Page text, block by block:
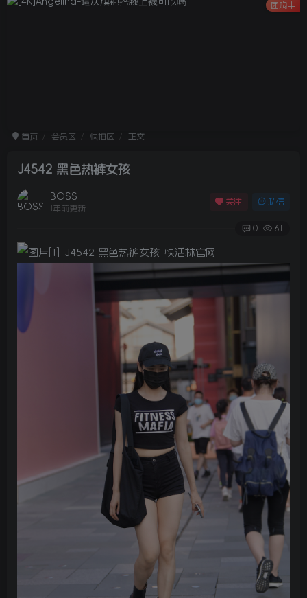
团购中
首页 会员区 快拍区 正文
J4542 黑色热裤女孩
BOSS
1年前更新
关注 私信
0 61